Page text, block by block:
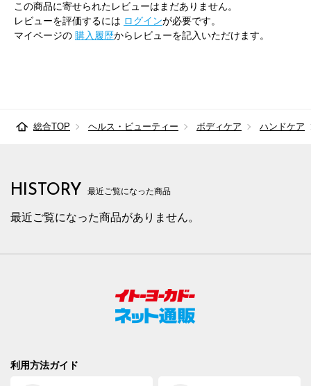
この商品に寄せられたレビューはまだありません。
レビューを評価するには ログインが必要です。
マイページの 購入履歴からレビューを記入いただけます。
総合TOP ヘルス・ビューティー ボディケア ハンドケア
HISTORY 最近ご覧になった商品
最近ご覧になった商品がありません。
利用方法ガイド